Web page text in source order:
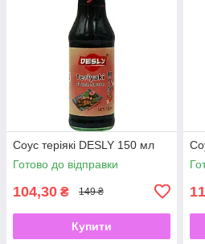
Соус теріякі DESLY 150 мл
Готово до відправки
104,30 ₴ 149 ₴
Купити